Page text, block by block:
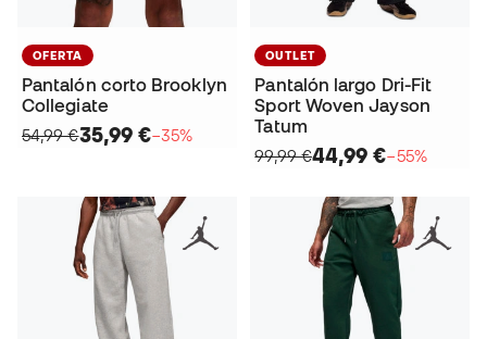
OFERTA
Pantalón corto Brooklyn
Collegiate
54,99 €35,99 €−35%
OUTLET
Pantalón largo Dri-Fit
Sport Woven Jayson
Tatum
99,99 €44,99 €−55%